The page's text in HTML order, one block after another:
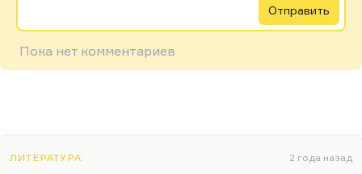
Отправить
Пока нет комментариев
ЛИТЕРАТУРА 2 года назад